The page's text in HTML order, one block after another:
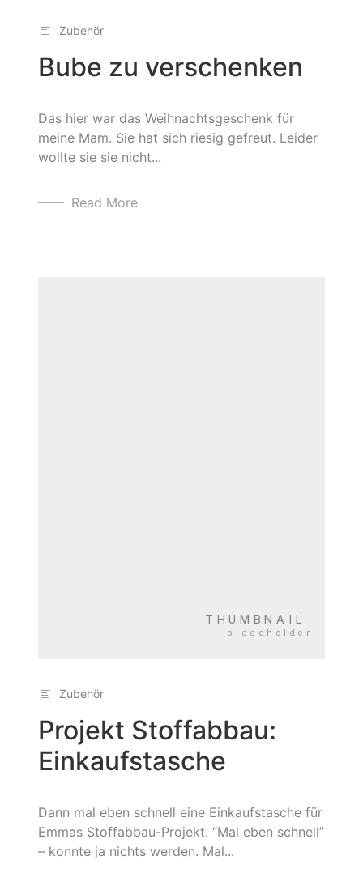
Zubehör
Bube zu verschenken
Das hier war das Weihnachtsgeschenk für
meine Mam. Sie hat sich riesig gefreut. Leider
wollte sie sie nicht...
Read More
Zubehör
Projekt Stoffabbau:
Einkaufstasche
Dann mal eben schnell eine Einkaufstasche für
Emmas Stoffabbau-Projekt. “Mal eben schnell”
– konnte ja nichts werden. Mal...